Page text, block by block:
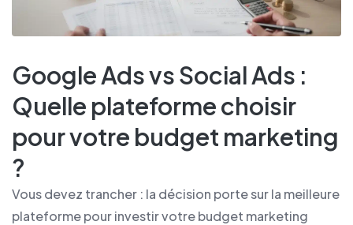
Google Ads vs Social Ads :
Quelle plateforme choisir
pour votre budget marketing
?
Vous devez trancher : la décision porte sur la meilleure
plateforme pour investir votre budget marketing